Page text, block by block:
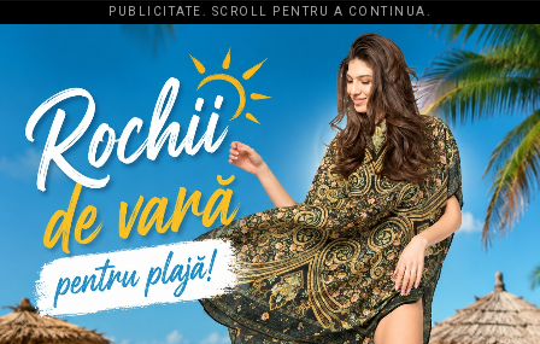
PUBLICITATE. SCROLL PENTRU A CONTINUA.